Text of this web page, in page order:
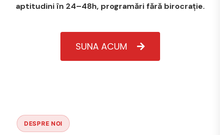
aptitudini în 24–48h, programări fără birocrație.
SUNA ACUM
DESPRE NOI